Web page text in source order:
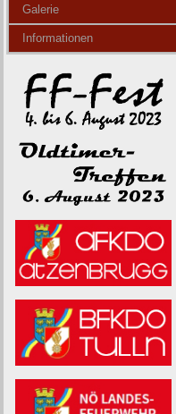
Galerie
Informationen